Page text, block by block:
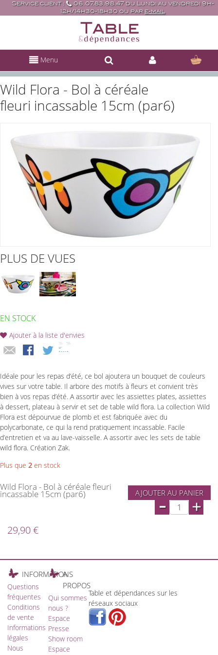
Service client :
06.07.83.98.47 du Lundi au vendredi 9h-
12h/14h30-18h30 ou par e-mail
Menu
Wild Flora - Bol à céréale
fleuri incassable 15cm (par6)
PLUS DE VUES
EN STOCK
Ajouter à la liste d'envies
Idéale pour les repas d’été, ce bol ajoutera un bouquet de couleurs
vives sur votre table. Il arbore des motifs à fleurs et convient très
bien à vos repas d’été. A assortir avec les assiettes plates, assiettes
à dessert, plateau à servir et set de table wild flora. La collection Wild
Flora est dépourvue de plomb et est fabriquée avec du
polycarbonate, ce qui la rend pratiquement incassable. Facile
d’entretien et va au lave-vaisselle. A assortir avec les sets de table
wild flora. Création Zak.
Plus que 2 en stock
Wild Flora - Bol à céréale fleuri
incassable 15cm (par6) AJOUTER AU PANIER
- +
29,90 €
INFORMATIONS
Questions
fréquentes
Conditions
de vente
Informations
légales
Nous
A
PROPOS
Qui sommes
nous ?
Espace
Presse
Show room
Espace
Table et dépendances sur les
réseaux sociaux